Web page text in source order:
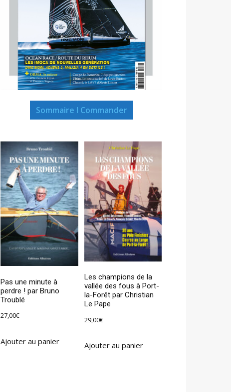
Sommaire I Commander
Pas une minute à
perdre ! par Bruno
Troublé
27,00€
Ajouter au panier
Les champions de la
vallée des fous à Port-
la-Forêt par Christian
Le Pape
29,00€
Ajouter au panier